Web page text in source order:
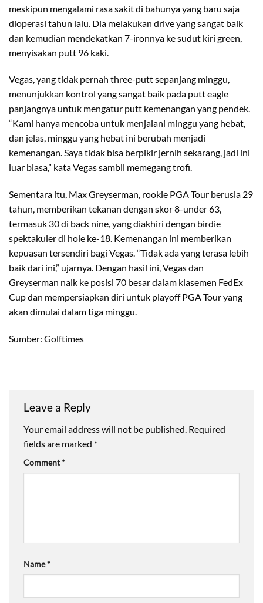
meskipun mengalami rasa sakit di bahunya yang baru saja
dioperasi tahun lalu. Dia melakukan drive yang sangat baik
dan kemudian mendekatkan 7-ironnya ke sudut kiri green,
menyisakan putt 96 kaki.
Vegas, yang tidak pernah three-putt sepanjang minggu,
menunjukkan kontrol yang sangat baik pada putt eagle
panjangnya untuk mengatur putt kemenangan yang pendek.
“Kami hanya mencoba untuk menjalani minggu yang hebat,
dan jelas, minggu yang hebat ini berubah menjadi
kemenangan. Saya tidak bisa berpikir jernih sekarang, jadi ini
luar biasa,” kata Vegas sambil memegang trofi.
Sementara itu, Max Greyserman, rookie PGA Tour berusia 29
tahun, memberikan tekanan dengan skor 8-under 63,
termasuk 30 di back nine, yang diakhiri dengan birdie
spektakuler di hole ke-18. Kemenangan ini memberikan
kepuasan tersendiri bagi Vegas. “Tidak ada yang terasa lebih
baik dari ini,” ujarnya. Dengan hasil ini, Vegas dan
Greyserman naik ke posisi 70 besar dalam klasemen FedEx
Cup dan mempersiapkan diri untuk playoff PGA Tour yang
akan dimulai dalam tiga minggu.
Sumber: Golftimes
Leave a Reply
Your email address will not be published. Required
fields are marked *
Comment*
Name*